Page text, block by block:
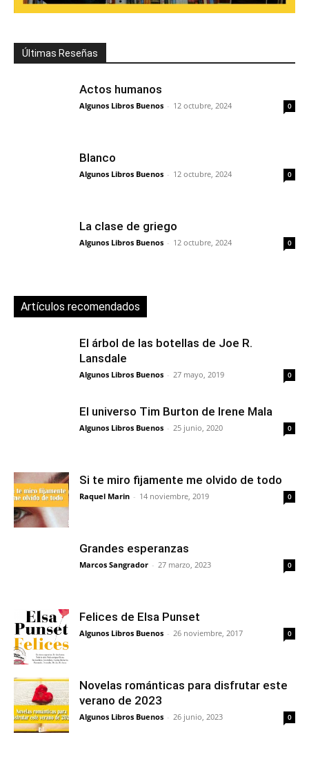
Últimas Reseñas
Actos humanos
Algunos Libros Buenos - 12 octubre, 2024 0
Blanco
Algunos Libros Buenos - 12 octubre, 2024 0
La clase de griego
Algunos Libros Buenos - 12 octubre, 2024 0
Artículos recomendados
El árbol de las botellas de Joe R.
Lansdale
Algunos Libros Buenos - 27 mayo, 2019 0
El universo Tim Burton de Irene Mala
Algunos Libros Buenos - 25 junio, 2020 0
Si te miro fijamente me olvido de todo
Raquel Marin - 14 noviembre, 2019 0
Grandes esperanzas
Marcos Sangrador - 27 marzo, 2023 0
Felices de Elsa Punset
Algunos Libros Buenos - 26 noviembre, 2017 0
Novelas románticas para disfrutar este
verano de 2023
Algunos Libros Buenos - 26 junio, 2023 0